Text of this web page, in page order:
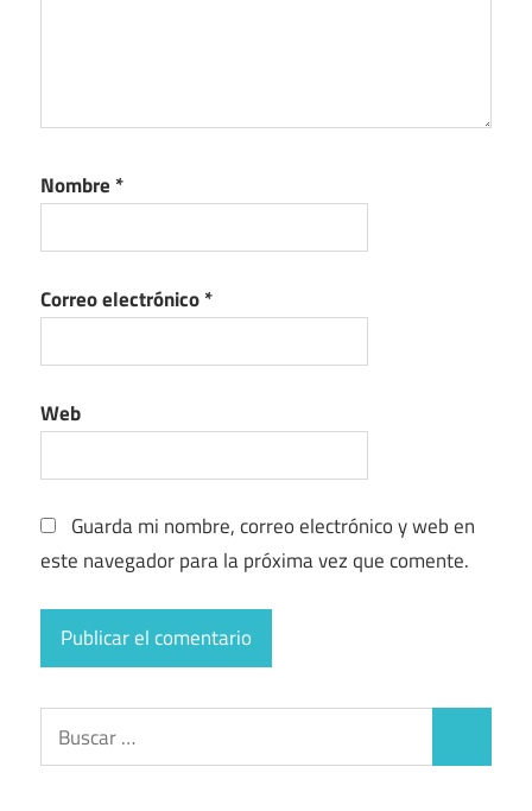
Nombre *
Correo electrónico*
Web
Guarda mi nombre, correo electrónico y web en
este navegador para la próxima vez que comente.
Buscar: